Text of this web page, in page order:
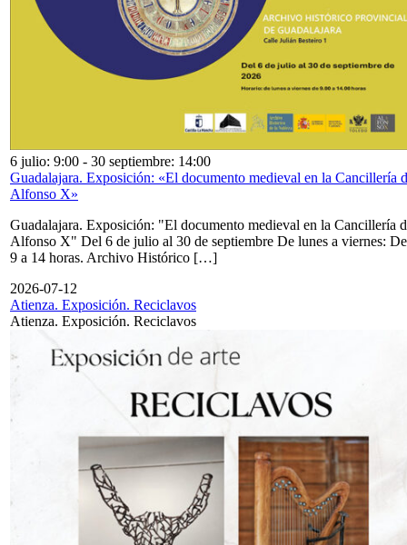
6 julio: 9:00 - 30 septiembre: 14:00
Guadalajara. Exposición: «El documento medieval en la Cancillería
Alfonso X»
Guadalajara. Exposición: "El documento medieval en la Cancillería
Alfonso X" Del 6 de julio al 30 de septiembre De lunes a viernes: De
9 a 14 horas. Archivo Histórico […]
2026-07-12
Atienza. Exposición. Reciclavos
Atienza. Exposición. Reciclavos